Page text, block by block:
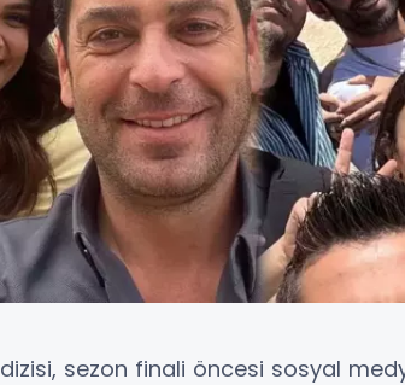
dizisi, sezon finali öncesi sosyal